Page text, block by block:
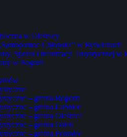
w Oleśnicy
Chłopska” w Rytwianach
Sportu i Informacji Turystycznej w
w Bogorii
– gmina Bogoria
– gmina Łubnice
– gmina Oleśnica
– gmina Osiek
– gmina Połaniec